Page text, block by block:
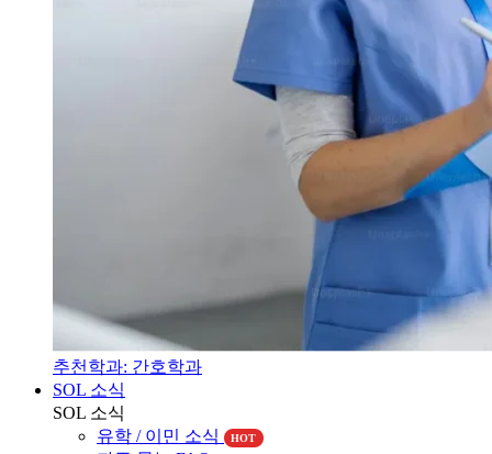
추천학과: 간호학과
SOL 소식
SOL 소식
유학 / 이민 소식
자주 묻는 FAQ